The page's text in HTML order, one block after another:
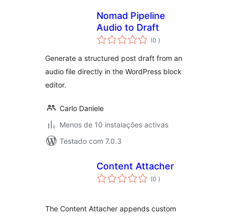
Nomad Pipeline
Audio to Draft
(0 classificações
)
Generate a structured post draft from an
audio file directly in the WordPress block
editor.
Carlo Daniele
Menos de 10 instalações activas
Testado com 7.0.3
Content Attacher
(0 classificações
)
The Content Attacher appends custom